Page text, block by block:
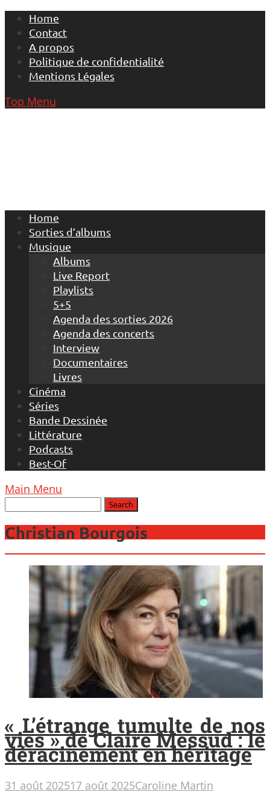
Skip
content
Home
Contact
A propos
Politique de confidentialité
Mentions Légales
Top Menu
Home
Sorties d’albums
Musique
Albums
Live Report
Playlists
5+5
Agenda des sorties 2026
Agenda des concerts
Interview
Documentaires
Livres
Cinéma
Séries
Bande Dessinée
Littérature
Podcasts
Best-Of
Main Menu
Christian Bourgois
« L’étrange tumulte de nos
vies » de Claire Messud : le
déracinement en héritage
31 août 202517 août 2025Caroline Martin